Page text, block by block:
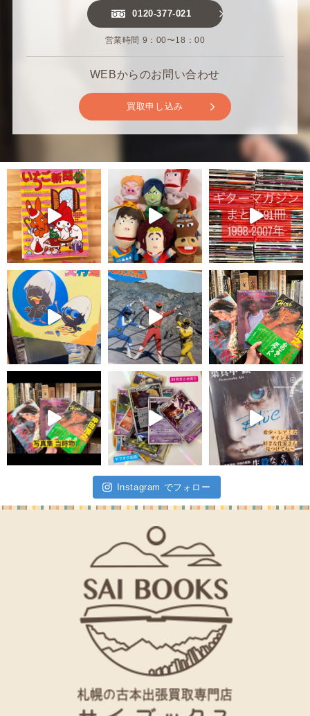
0120-377-021
営業時間 9：00〜18：00
WEBからのお問い合わせ
買取申し込み
Instagram でフォロー